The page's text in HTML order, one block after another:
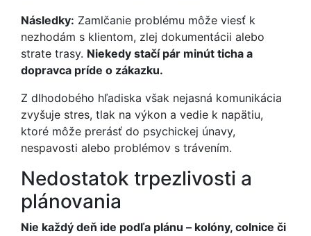
Následky: Zamlčanie problému môže viesť k
nezhodám s klientom, zlej dokumentácii alebo
strate trasy. Niekedy stačí pár minút ticha a
dopravca príde o zákazku.
Z dlhodobého hľadiska však nejasná komunikácia
zvyšuje stres, tlak na výkon a vedie k napätiu,
ktoré môže prerásť do psychickej únavy,
nespavosti alebo problémov s trávením.
Nedostatok trpezlivosti a
plánovania
Nie každý deň ide podľa plánu – kolóny, colnice či